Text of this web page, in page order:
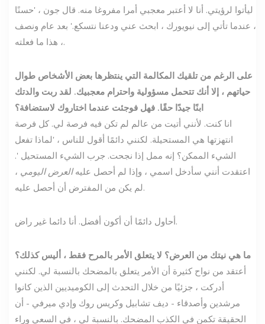
ليأتوا لرؤيتي. أنا لا أعتبر معجبي أمرا مفروغا منه. قال جون ، 'حسنًا
، عندما تأتي إلى نيويورك ، ابحث عني ودعنا نتسكع.' بعد عام ونصف
، هذا ما فعلته.
على الرغم من تلقيك المكالمة التي ينتظرها بعض الأشخاص طوال
حياتهم ، إلا أنك تتحمل مسؤولية واحترام معجبيك. لقد ربت والدتك
ابنًا جيدًا حقًا. فهل فوجئت عندما اختاروك لاستضافة؟
انا كنت. لأنني أتيت من عالم لم تكن فيه فرصة لي. كل فرصة
انتهزتها هي المستحيلة. لكنني دائمًا أقول للناس ، 'لماذا تفعل
الشيء الممكن؟ إنه ممل إذا نجحت. جرب الشيء المستحيل '.
اعتقدت أنني سأدخل اسمي ، وإذا لم أحصل عليهالعرض اليومي ،
لم يكن من المفترض أن أحصل عليه.
أحاول دائمًا أن أكون أفضل. أنا دائما غير راض.
ما هي نيتك من العرض؟ لا يتعلق الأمر بالمرح فقط ، أليس كذلك؟
أعتقد من نواح كثيرة أن الأمر يتعلق بالمضحك بالنسبة لي. لكنني
أدركت ، جزئيًا من خلال التحدث إلى الكوميديين الذين كانوا
مرشدين وأصدقاء - ديف تشابيل وكريس روك وإدي ميرفي - أن
الحقيقة تكمن في الكذب المضحك. بالنسبة لي ، في السعي وراء